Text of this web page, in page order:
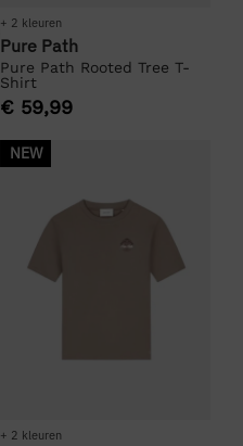
+ 2 kleuren
Pure Path
Pure Path Rooted Tree T-
Shirt
€ 59,99
NEW
+ 2 kleuren